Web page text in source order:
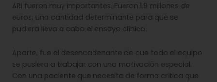
ARI fueron muy importantes. Fueron 1.9 millones de
euros, una cantidad determinante para que se
pudiera lleva a cabo el ensayo clínico.
Aparte, fue el desencadenante de que todo el equipo
se pusiera a trabajar con una motivación especial.
Con una paciente que necesita de forma crítica que